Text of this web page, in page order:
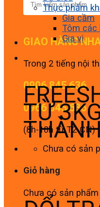
GIAO HÀNG
Trong 2 tiếng nội
0906 845 636
0966 845 636
(8h-18h từ T2-CN)
Chưa có sản
Giỏ hàng
Chưa có sản
Thực phẩm
Gia cầm
Tôm các
Gia vị
TỪ